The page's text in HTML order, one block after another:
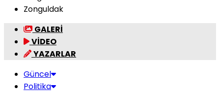
Zonguldak
GALERİ
VİDEO
YAZARLAR
Güncel
Politika